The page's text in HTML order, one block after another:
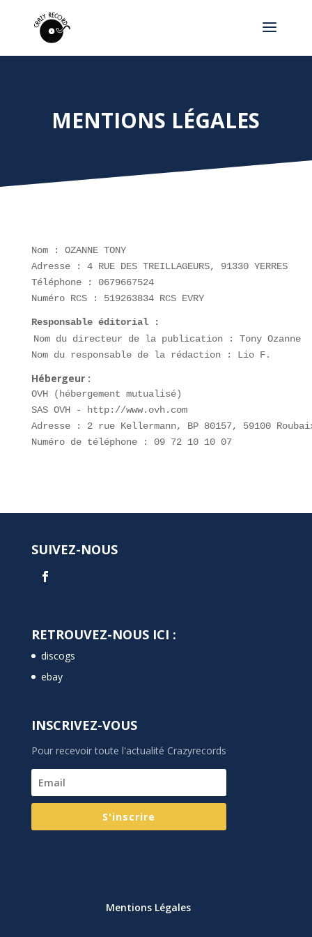
MENTIONS LÉGALES
Nom : OZANNE TONY
Adresse : 4 RUE DES TREILLAGEURS, 91330 YERRES
Téléphone : 0679667524
Numéro RCS : 519263834 RCS EVRY
Responsable éditorial :
Nom du directeur de la publication : Tony Ozanne
Nom du responsable de la rédaction : Lio F.
Hébergeur :
OVH (hébergement mutualisé)
SAS OVH - http://www.ovh.com
Adresse : 2 rue Kellermann, BP 80157, 59100
Numéro de téléphone : 09 72 10 10 07
SUIVEZ-NOUS
RETROUVEZ-NOUS ICI :
discogs
ebay
INSCRIVEZ-VOUS
Pour recevoir toute l'actualité Crazyrecords
S'inscrire
Mentions Légales